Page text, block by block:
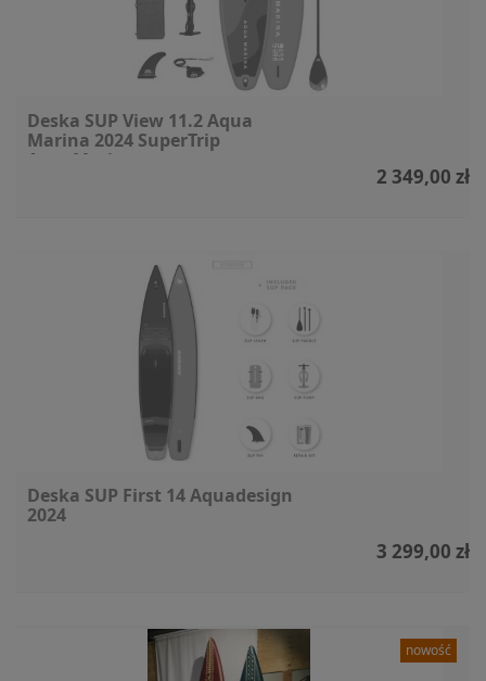
Deska SUP View 11.2 Aqua
Marina 2024 SuperTrip
AquaMarina
2 349,00 zł
Deska SUP First 14 Aquadesign
2024
3 299,00 zł
nowość